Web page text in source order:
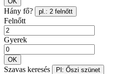
Hány fő? pl.: 2 felnőtt
Felnőtt
Gyerek
OK
Szavas keresés Pl: Őszi szünet